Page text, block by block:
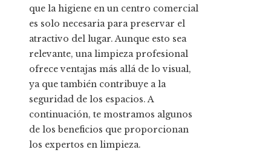
que la higiene en un centro comercial
es solo necesaria para preservar el
atractivo del lugar. Aunque esto sea
relevante, una limpieza profesional
ofrece ventajas más allá de lo visual,
ya que también contribuye a la
seguridad de los espacios. A
continuación, te mostramos algunos
de los beneficios que proporcionan
los expertos en limpieza.